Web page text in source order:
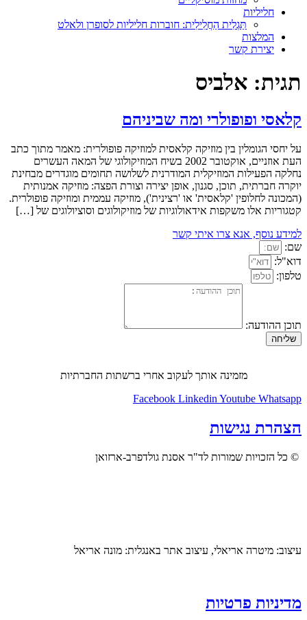
חליליות
תַּגְלִית הַחֲלִילִית: חוברות חליליות לסופרן ולאלט
המלצות
יצירת קשר
תגית: אלביס
קלאסי ופופולרי ומה שביניהם
על יחסי הגומלין בין מוזיקה קלאסית למוזיקה פופולרית: מאמר מתוך כתב
העת אוזניים, אוקטובר 2002 בשיח המוזיקולוגי של המאה העשרים
נחלקה הפעילות המוזיקלית המודרנית לשלושה תחומים מוגדרים מבחינת
יוקרה חברתית, תוכן, סגנון, אופן יצירה וצורת הפצה: מוזיקה אמנותית
(המכונה לחלופין 'קלאסית' או 'רצינית'), מוזיקה עממית ומוזיקה פופולרית.
קטגוריות אלו משקפות אידאולוגיות של מוזיקולוגים וסוציולוגים של […]
למידע נוסף, אנא צרו איתי קשר
שם:
דוא"ל:
טלפון:
תוכן ההודעה:
שליחה
מזמינה אותך לעקוב אחרי ברשתות החברתיות
Facebook Linkedin Youtube Whatsapp
הצהרת נגישות
© כל הזכויות שמורות לד"ר אסנת גולדפרב-ארזואן
עיצוב: מיטרה אריאלי, עיצוב אתר באנגלית: מונה אריאל
מדיניות פרטיות